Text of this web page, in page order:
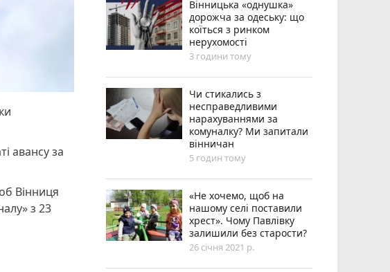
авансу за
Вінниця
з 23
Вінницька «однушка»
дорожча за одеську: що
коїться з ринком
нерухомості
3 години тому
Чи стикались з
несправедливими
нарахуваннями за
комуналку? Ми запитали
вінничан
5 годин тому
«Не хочемо, щоб на
нашому селі поставили
хрест». Чому Павлівку
залишили без старости?
26 січня 2021 р.